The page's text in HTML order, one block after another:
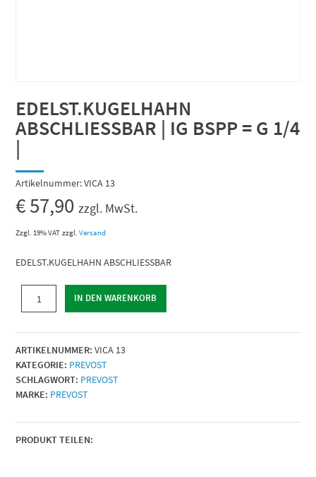
EDELST.KUGELHAHN
ABSCHLIESSBAR | IG BSPP = G 1/4
|
Artikelnummer:VICA 13
€57,90 zzgl. MwSt.
Zzgl. 19% VAT zzgl.Versand
EDELST.KUGELHAHN ABSCHLIESSBAR
ABSCHLIESSBAR
IG
BSPP
=
G
1/4
Menge
IN DEN WARENKORB
ARTIKELNUMMER: VICA 13
KATEGORIE: PREVOST
SCHLAGWORT: PREVOST
MARKE: PREVOST
PRODUKT TEILEN: